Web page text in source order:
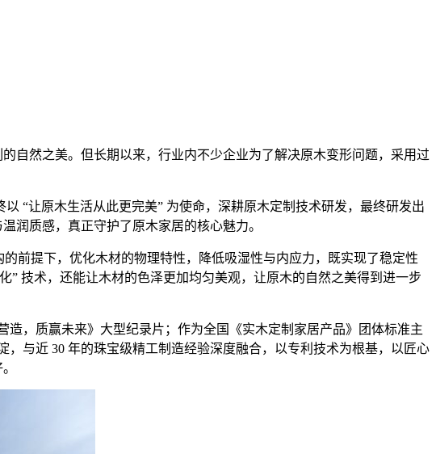
自然之美。但长期以来，行业内不少企业为了解决原木变形问题，采用过
“让原木生活从此更完美” 为使命，深耕原木定制技术研发，最终研发出
润质感，真正守护了原木家居的核心魅力。
前提下，优化木材的物理特性，降低吸湿性与内应力，既实现了稳定性
技术，还能让木材的色泽更加均匀美观，让原木的自然之美得到进一步
，质赢未来》大型纪录片；作为全国《实木定制家居产品》团体标准主
与近 30 年的珠宝级精工制造经验深度融合，以专利技术为根基，以匠心